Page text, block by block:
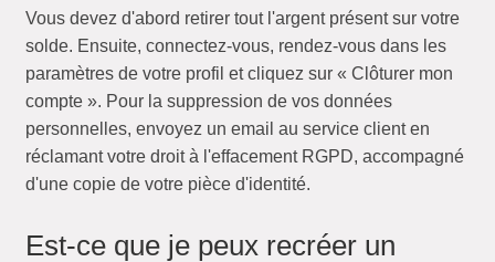
Vous devez d'abord retirer tout l'argent présent sur votre
solde. Ensuite, connectez-vous, rendez-vous dans les
paramètres de votre profil et cliquez sur « Clôturer mon
compte ». Pour la suppression de vos données
personnelles, envoyez un email au service client en
réclamant votre droit à l'effacement RGPD, accompagné
d'une copie de votre pièce d'identité.
Est-ce que je peux recréer un